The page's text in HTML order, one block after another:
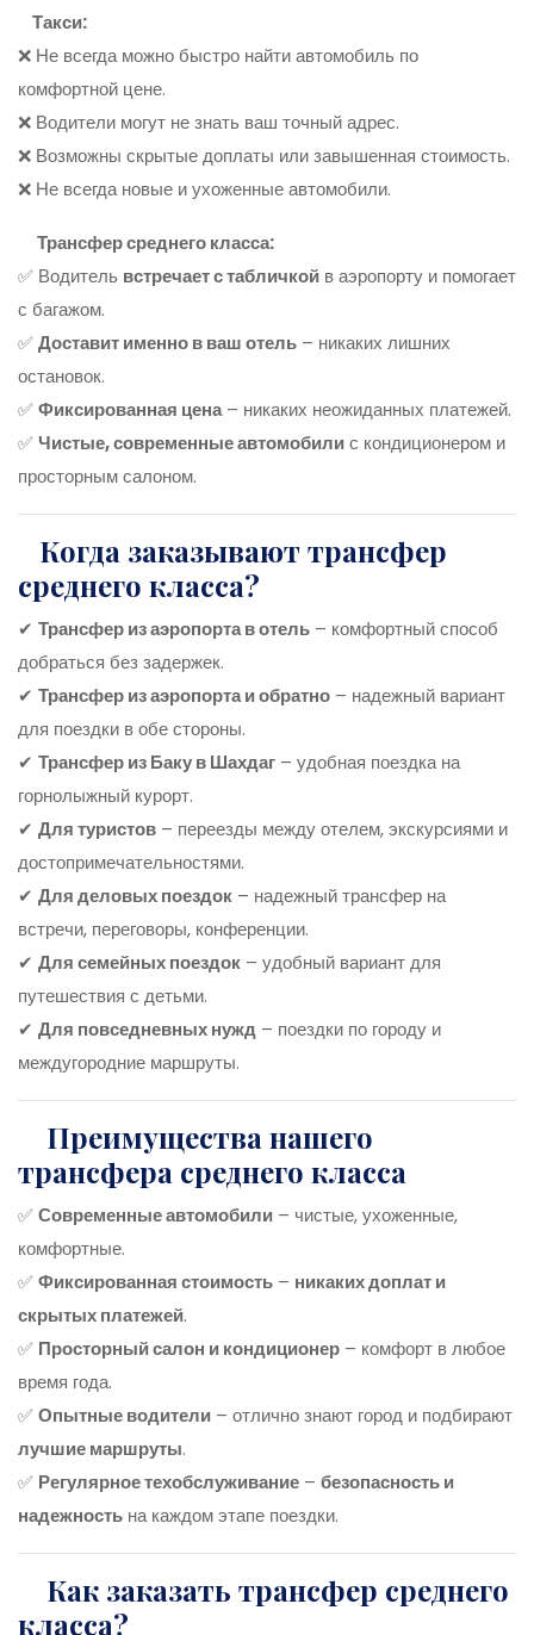
Такси:
❌ Не всегда можно быстро найти автомобиль по
комфортной цене.
❌ Водители могут не знать ваш точный адрес.
❌ Возможны скрытые доплаты или завышенная стоимость.
❌ Не всегда новые и ухоженные автомобили.
Трансфер среднего класса:
✅ Водитель встречает с табличкой в аэропорту и помогает
с багажом.
✅Доставит именно в ваш отель – никаких лишних
остановок.
✅Фиксированная цена– никаких неожиданных платежей.
✅Чистые, современные автомобилис кондиционером и
просторным салоном.
Когда заказывают трансфер
среднего класса?
✔ Трансфер из аэропорта в отель – комфортный способ
добраться без задержек.
✔ Трансфер из аэропорта и обратно – надежный вариант
для поездки в обе стороны.
✔ Трансфер из Баку в Шахдаг – удобная поездка на
горнолыжный курорт.
✔ Для туристов – переезды между отелем, экскурсиями и
достопримечательностями.
✔ Для деловых поездок – надежный трансфер на
встречи, переговоры, конференции.
✔ Для семейных поездок – удобный вариант для
путешествия с детьми.
✔ Для повседневных нужд – поездки по городу и
междугородние маршруты.
Преимущества нашего
трансфера среднего класса
✅Современные автомобили – чистые, ухоженные,
комфортные.
✅Фиксированная стоимость – никаких доплат и
скрытых платежей.
✅ Просторный салон и кондиционер – комфорт в любое
время года.
✅Опытные водители – отлично знают город и подбирают
лучшие маршруты.
✅ Регулярное техобслуживание – безопасность и
надежность на каждом этапе поездки.
Как заказать трансфер среднего
класса?